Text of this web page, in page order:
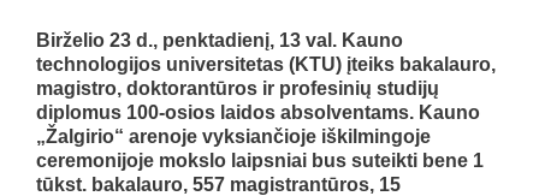
Birželio 23 d., penktadienį, 13 val. Kauno
technologijos universitetas (KTU) įteiks bakalauro,
magistro, doktorantūros ir profesinių studijų
diplomus 100-osios laidos absolventams. Kauno
„Žalgirio“ arenoje vyksiančioje iškilmingoje
ceremonijoje mokslo laipsniai bus suteikti bene 1
tūkst. bakalauro, 557 magistrantūros, 15